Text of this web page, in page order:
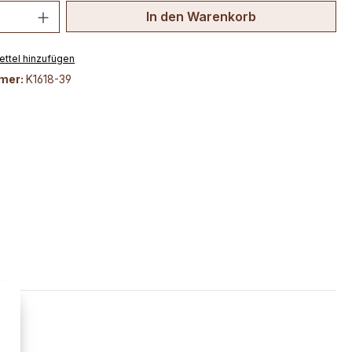
Anzahl: Gib den gewünschten Wert
In den Warenkorb
hinzufügen
K1618-39